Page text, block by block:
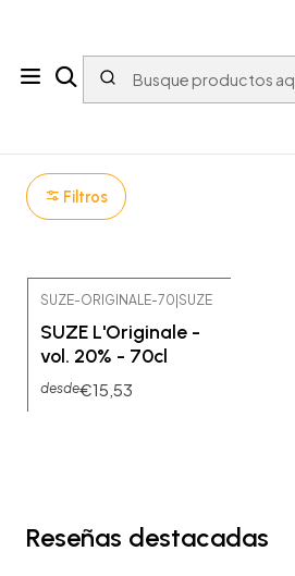
Inicio APERITIVOS Y VERMUTS
Filtros
SUZE-ORIGINALE-70|SUZE
SUZE L'Originale -
vol. 20% - 70cl
desde€15,53
Reseñas destacadas